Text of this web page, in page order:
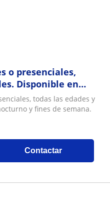
o presenciales,
Disponible en
de semanatodas las edades y
y fines de semana.
Contactar